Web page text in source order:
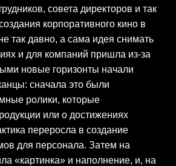
совета директоров и так
корпоративного кино в
так давно, а сама идея снимать
и для компаний пришла из-за
новые горизонты начали
сначала это были
ролики, которые
или о достижениях
переросла в создание
для персонала. Затем на
«картинка» и наполнение, и, на